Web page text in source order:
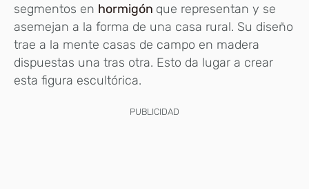
segmentos en hormigón que representan y se
asemejan a la forma de una casa rural. Su diseño
trae a la mente casas de campo en madera
dispuestas una tras otra. Esto da lugar a crear
esta figura escultórica.
PUBLICIDAD